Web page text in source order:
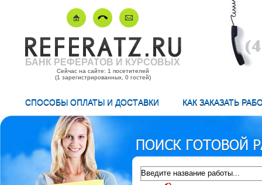
БАНК РЕФЕРАТОВ И КУРСОВЫХ
Сейчас на сайте: 1 посетителей
(1 зарегистрированных, 0 гостей)
СПОСОБЫ ОПЛАТЫ И ДОСТАВКИ КАК ЗАКАЗАТЬ